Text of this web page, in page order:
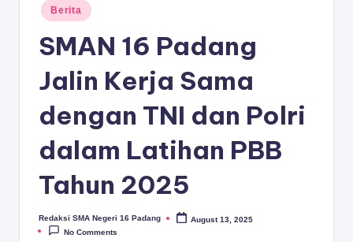
G
Posted
in
Berita
SMAN 16 Padang
Jalin Kerja Sama
dengan TNI dan Polri
dalam Latihan PBB
Tahun 2025
Posted
by
Redaksi SMA Negeri 16 Padang
August 13, 2025
No Comments